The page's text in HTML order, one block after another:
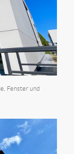
Fenster und